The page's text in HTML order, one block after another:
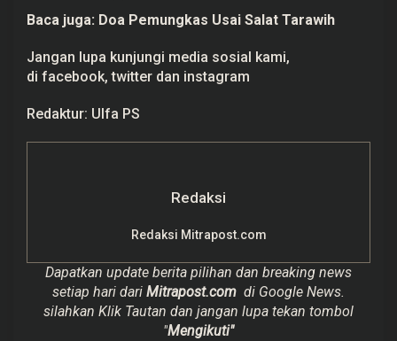
Baca juga: Doa Pemungkas Usai Salat Tarawih
Jangan lupa kunjungi media sosial kami,
di facebook,twitter dan instagram
Redaktur: Ulfa PS
Redaksi
Redaksi Mitrapost.com
Dapatkan update berita pilihan dan breaking news
setiap hari dari Mitrapost.com di Google News.
silahkan Klik Tautan dan jangan lupa tekan tombol
"Mengikuti"